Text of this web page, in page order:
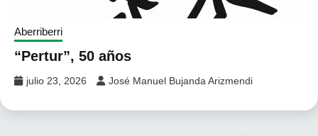
Aberriberri
“Pertur”, 50 años
julio 23, 2026 José Manuel Bujanda Arizmendi